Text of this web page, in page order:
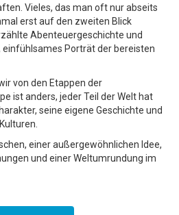
Vieles, das man oft nur abseits
erst auf den zweiten Blick
Abenteuergeschichte und
einfühlsames Porträt der bereisten
von den Etappen der
ist anders, jeder Teil der Welt hat
seine eigene Geschichte und
einer außergewöhnlichen Idee,
und einer Weltumrundung im